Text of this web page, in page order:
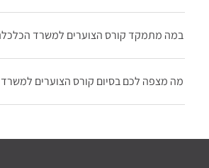
במה מתמקד קורס הצוערים למשרד
מה מצפה לכם בסיום קורס הצוערים